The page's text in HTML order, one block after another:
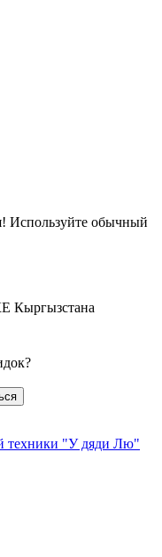
Используйте обычный
Кыргызстана
техники "У дяди Лю"